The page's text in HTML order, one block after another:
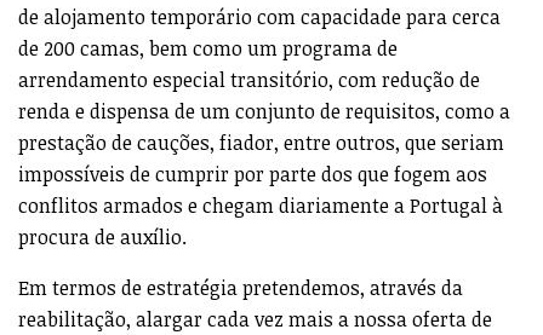
de alojamento temporário com capacidade para cerca
de 200 camas, bem como um programa de
arrendamento especial transitório, com redução de
renda e dispensa de um conjunto de requisitos, como a
prestação de cauções, fiador, entre outros, que seriam
impossíveis de cumprir por parte dos que fogem aos
conflitos armados e chegam diariamente a Portugal à
procura de auxílio.
Em termos de estratégia pretendemos, através da
reabilitação, alargar cada vez mais a nossa oferta de